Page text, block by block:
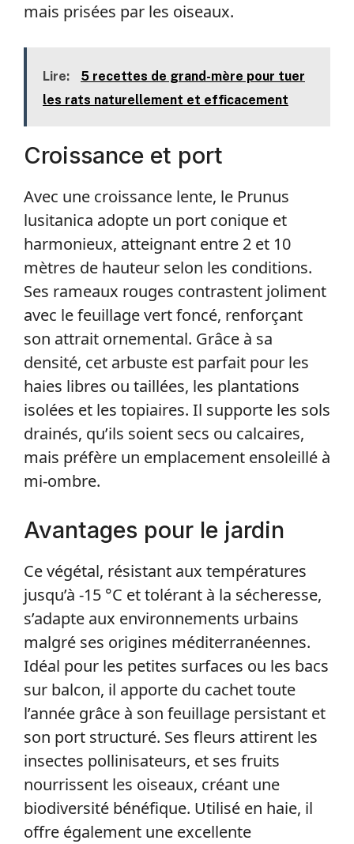
mais prisées par les oiseaux.
Lire:
5 recettes de grand-mère pour tuer
les rats naturellement et efficacement
Croissance et port
Avec une croissance lente, le Prunus
lusitanica adopte un port conique et
harmonieux, atteignant entre 2 et 10
mètres de hauteur selon les conditions.
Ses rameaux rouges contrastent joliment
avec le feuillage vert foncé, renforçant
son attrait ornemental. Grâce à sa
densité, cet arbuste est parfait pour les
haies libres ou taillées, les plantations
isolées et les topiaires. Il supporte les sols
drainés, qu’ils soient secs ou calcaires,
mais préfère un emplacement ensoleillé à
mi-ombre.
Avantages pour le jardin
Ce végétal, résistant aux températures
jusqu’à -15 °C et tolérant à la sécheresse,
s’adapte aux environnements urbains
malgré ses origines méditerranéennes.
Idéal pour les petites surfaces ou les bacs
sur balcon, il apporte du cachet toute
l’année grâce à son feuillage persistant et
son port structuré. Ses fleurs attirent les
insectes pollinisateurs, et ses fruits
nourrissent les oiseaux, créant une
biodiversité bénéfique. Utilisé en haie, il
offre également une excellente